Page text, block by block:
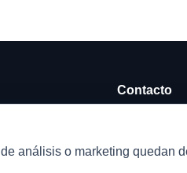
Contacto
análisis o marketing quedan